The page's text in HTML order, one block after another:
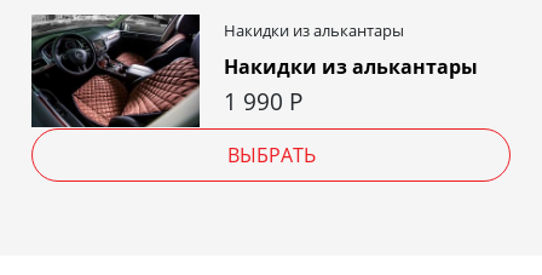
Накидки из алькантары
Накидки из алькантары
1 990 Р
ВЫБРАТЬ